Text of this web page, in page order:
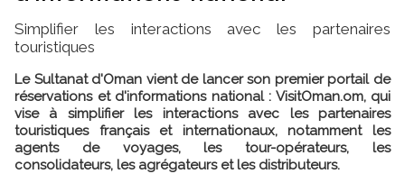
Simplifier les interactions avec les partenaires
touristiques
Le Sultanat d'Oman vient de lancer son premier portail de
réservations et d'informations national : VisitOman.om, qui
vise à simplifier les interactions avec les partenaires
touristiques français et internationaux, notamment les
agents de voyages, les tour-opérateurs, les
consolidateurs, les agrégateurs et les distributeurs.